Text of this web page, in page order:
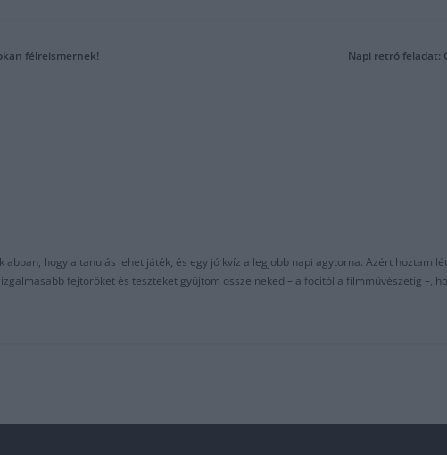
félreismernek! Napi retró feladat:
abban, hogy a tanulás lehet játék, és egy jó kvíz a legjobb napi agytorna. Azért hoztam
fejtörőket és teszteket gyűjtöm össze neked – a focitól a filmművészetig –,